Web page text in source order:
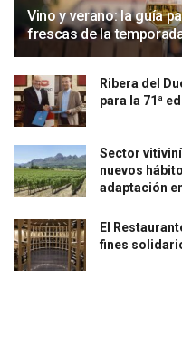
Vino y verano: la guía
frescas de la
Ribera del
para la 71ª
Sector
nuevos
adaptación
El
fines